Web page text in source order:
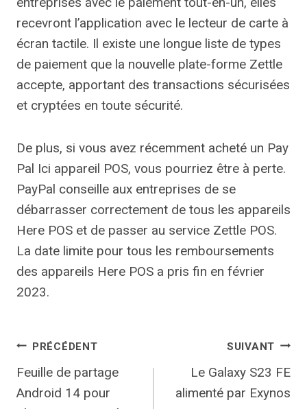
recevront l’application avec le lecteur de carte à
écran tactile. Il existe une longue liste de types
de paiement que la nouvelle plate-forme Zettle
accepte, apportant des transactions sécurisées
et cryptées en toute sécurité.
De plus, si vous avez récemment acheté un Pay
Pal Ici appareil POS, vous pourriez être à perte.
PayPal conseille aux entreprises de se
débarrasser correctement de tous les appareils
Here POS et de passer au service Zettle POS.
La date limite pour tous les remboursements
des appareils Here POS a pris fin en février
2023.
Navigation
de
PRÉCÉDENT
Feuille de partage
Android 14 pour
SUIVANT
Le Galaxy S23 FE
alimenté par Exynos